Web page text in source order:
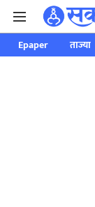
Epaper ताज्या